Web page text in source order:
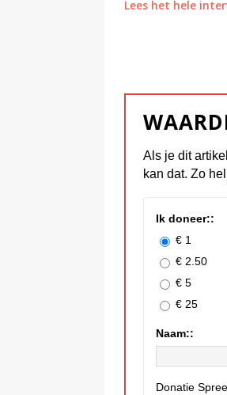
Lees het hele
Als je dit
kan dat. Zo
Ik doneer::
€ 1
€ 2.50
€ 5
€ 25
Naam::
Donatie